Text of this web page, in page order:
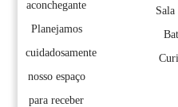
aconchegante
Planejamos
cuidadosamente
nosso espaço
para receber